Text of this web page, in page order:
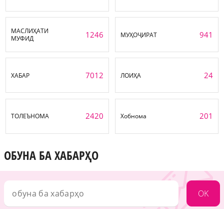
МАСЛИҲАТИ
МУФИД
1246 МУҲОҶИРАТ 941
ХАБАР 7012 ЛОИҲА 24
ТОЛЕЪНОМА 2420 Хобнома 201
ОБУНА БА ХАБАРҲО
OK